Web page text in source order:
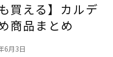
買える】カルデ
商品まとめ
6月3日